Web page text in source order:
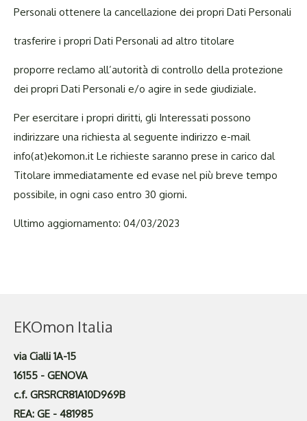
Personali ottenere la cancellazione dei propri Dati Personali
trasferire i propri Dati Personali ad altro titolare
proporre reclamo all’autorità di controllo della protezione
dei propri Dati Personali e/o agire in sede giudiziale.
Per esercitare i propri diritti, gli Interessati possono
indirizzare una richiesta al seguente indirizzo e-mail
info(at)ekomon.it Le richieste saranno prese in carico dal
Titolare immediatamente ed evase nel più breve tempo
possibile, in ogni caso entro 30 giorni.
Ultimo aggiornamento: 04/03/2023
EKOmon Italia
via Cialli 1A-15
16155 - GENOVA
c.f. GRSRCR81A10D969B
REA: GE - 481985